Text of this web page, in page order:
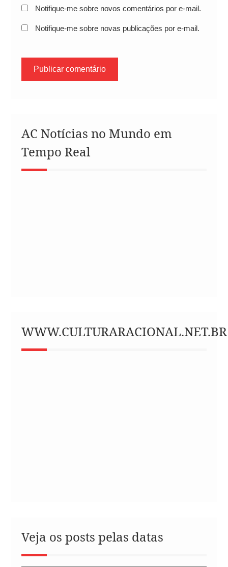
Notifique-me sobre novos comentários por e-mail.
Notifique-me sobre novas publicações por e-mail.
AC Notícias no Mundo em
Tempo Real
WWW.CULTURARACIONAL.NET.BR
Veja os posts pelas datas